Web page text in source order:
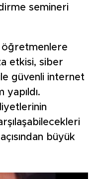
semineri
etkisi, siber
güvenli internet
yapıldı.
büyük